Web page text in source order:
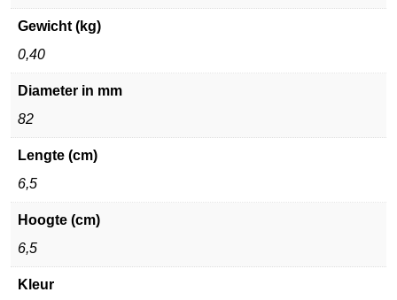
Gewicht (kg)
0,40
Diameter in mm
82
Lengte (cm)
6,5
Hoogte (cm)
6,5
Kleur